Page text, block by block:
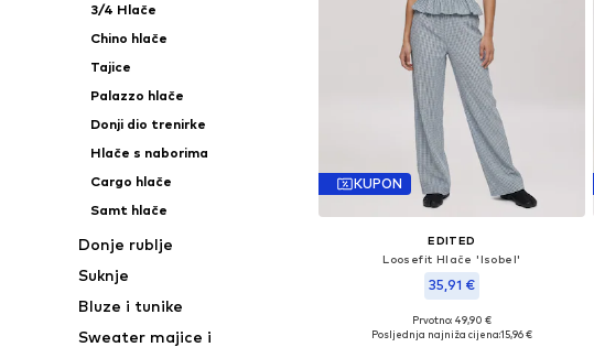
3/4 Hlače
Chino hlače
Tajice
Palazzo hlače
Donji dio trenirke
Hlače s naborima
Cargo hlače
Samt hlače
Donje rublje
Suknje
Bluze i tunike
Sweater majice i
KUPON
EDITED
Loosefit Hlače 'Isobel'
35,91 €
Dostupne veličine: 34, 36, 38, 40, 42
Prvotno: 49,90 €
Posljednja najniža cijena:15,96 €